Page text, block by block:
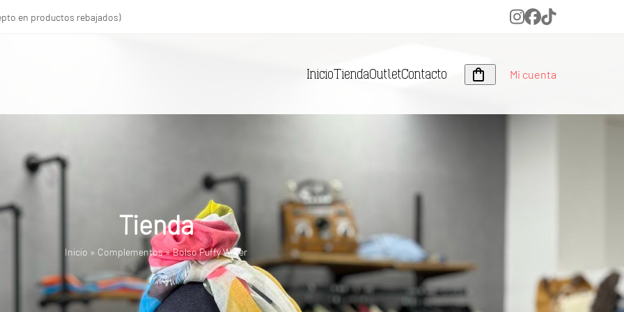
en productos rebajados) Instagram
Facebook
Tiktok
Inicio TiendaOutletContacto Mi cuenta
Tienda
Inicio » Complementos»Bolso Puffy Water